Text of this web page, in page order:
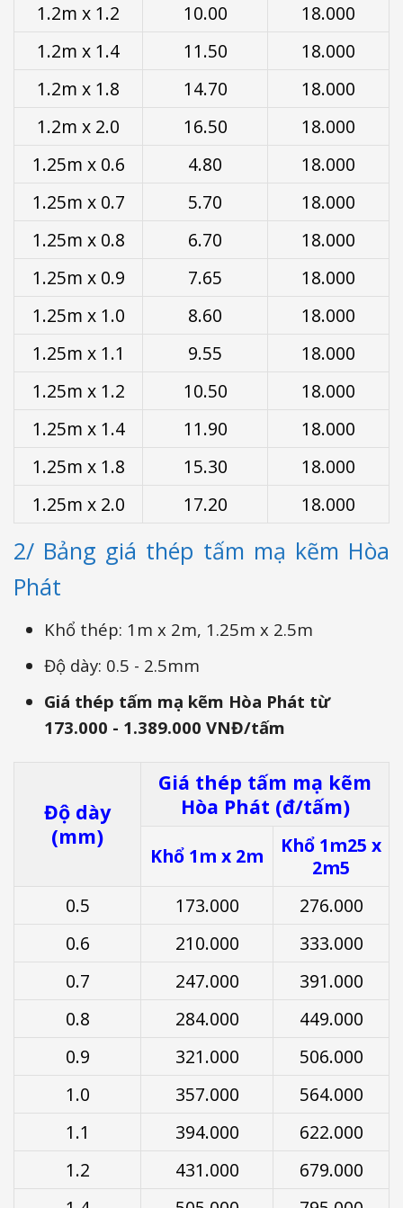
1.2m x 1.2
10.00
18.000
1.2m x 1.4
11.50
18.000
1.2m x 1.8
14.70
18.000
1.2m x 2.0
16.50
18.000
1.25m x 0.6
4.80
18.000
1.25m x 0.7
5.70
18.000
1.25m x 0.8
6.70
18.000
1.25m x 0.9
7.65
18.000
1.25m x 1.0
8.60
18.000
1.25m x 1.1
9.55
18.000
1.25m x 1.2
10.50
18.000
1.25m x 1.4
11.90
18.000
1.25m x 1.8
15.30
18.000
1.25m x 2.0
17.20 18.000
2/ Bảng giá thép tấm mạ kẽm Hòa
Phát
Khổ thép: 1m x 2m, 1.25m x 2.5m
Độ dày: 0.5 - 2.5mm
Giá thép tấm mạ kẽm Hòa Phát từ
173.000 - 1.389.000 VNĐ/tấm
Độ dày
(mm)
Giá thép tấm mạ kẽm
Hòa Phát (đ/tấm)
Khổ 1m x 2m
Khổ 1m25 x
2m5
0.5
173.000
276.000
0.6
210.000
333.000
0.7
247.000
391.000
0.8
284.000
449.000
0.9
321.000
506.000
1.0
357.000
564.000
1.1
394.000
622.000
1.2
431.000
679.000